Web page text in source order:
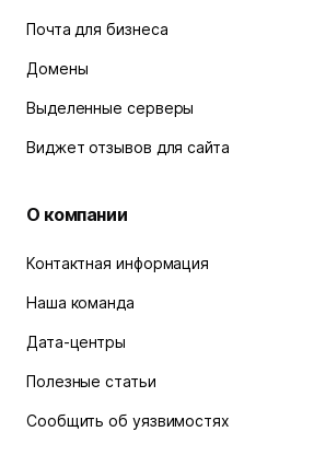
Почта для бизнеса
Домены
Выделенные серверы
Виджет отзывов для сайта
О компании
Контактная информация
Наша команда
Дата-центры
Полезные статьи
Сообщить об уязвимостях